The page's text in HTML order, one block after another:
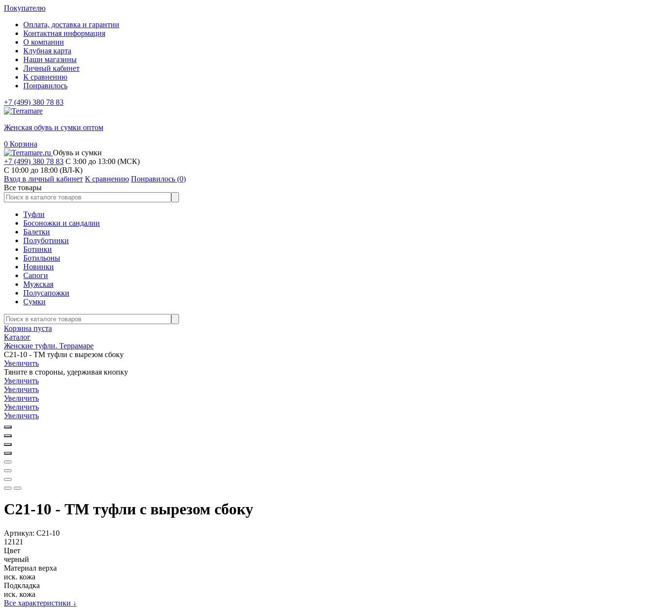
Покупателю
Оплата, доставка и гарантии
Контактная информация
О компании
Клубная карта
Наши магазины
Личный кабинет
К сравнению
Понравилось
+7 (499) 380 78 83
Женская обувь и сумки оптом
0 Корзина
Обувь и сумки
+7 (499) 380 78 83 С 3:00 до 13:00 (МСК)
C 10:00 до 18:00 (ВЛ-К)
Вход в личный кабинет К сравнению Понравилось (0)
Все товары
Туфли
Босоножки и сандалии
Балетки
Полуботинки
Ботинки
Ботильоны
Новинки
Сапоги
Мужская
Полусапожки
Сумки
Корзина пуста
Каталог
Женские туфли. Террамаре
С21-10 - ТМ туфли с вырезом сбоку
Увеличить
Тяните в стороны, удерживая кнопку
Увеличить
Увеличить
Увеличить
Увеличить
Увеличить
С21-10 - ТМ туфли с вырезом сбоку
Артикул: С21-10
12121
Цвет
черный
Материал верха
иск. кожа
Подкладка
иск. кожа
Все характеристики ↓